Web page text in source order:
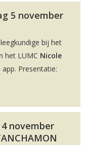
5 november
bij het
het LUMC Nicole
Presentatie:
november